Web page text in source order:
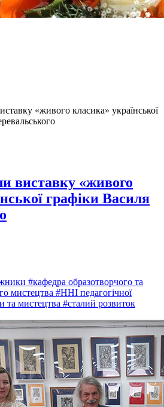
«живого класика» української
виставку «живого
графіки Василя
#кафедра образотворчого та
мистецтва #ННІ педагогічної
та мистецтва #сталий розвиток